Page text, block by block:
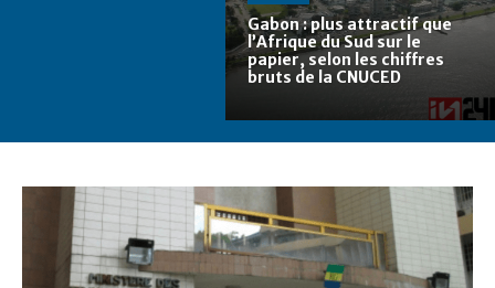
Gabon : plus attractif que
l’Afrique du Sud sur le
papier, selon les chiffres
bruts de la CNUCED